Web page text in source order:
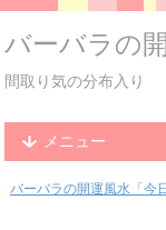
バーバラの
間取り気の分布入り
メニュー
バーバラの開運風水「今